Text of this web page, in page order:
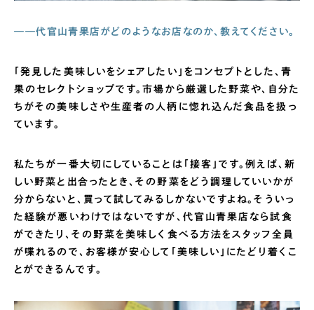
——代官山青果店がどのようなお店なのか、教えてください。
「発見した美味しいをシェアしたい」をコンセプトとした、青
果のセレクトショップです。市場から厳選した野菜や、自分た
ちがその美味しさや生産者の人柄に惚れ込んだ食品を扱っ
ています。
私たちが一番大切にしていることは「接客」です。例えば、新
しい野菜と出合ったとき、その野菜をどう調理していいかが
分からないと、買って試してみるしかないですよね。そういっ
た経験が悪いわけではないですが、代官山青果店なら試食
ができたり、その野菜を美味しく食べる方法をスタッフ全員
が喋れるので、お客様が安心して「美味しい」にたどり着くこ
とができるんです。